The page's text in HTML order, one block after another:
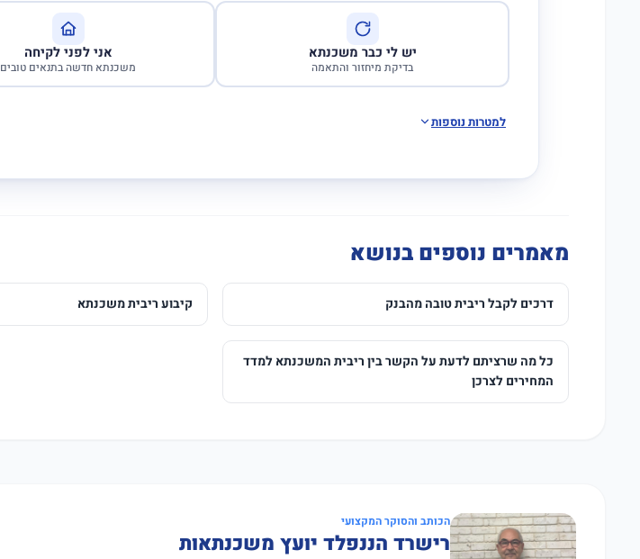
יש לי כבר משכנתא
בדיקת מיחזור והתאמה
אני לפני לקיחה
משכנתא חדשה בתנאים טובים
למטרות נוספות
מאמרים נוספים בנושא
דרכים לקבל ריבית טובה מהבנק קיבוע ריבית משכנתא
כל מה שרציתם לדעת על הקשר בין ריבית המשכנתא למדד
המחירים לצרכן
הכותב והסוקר המקצועי
רישרד הננפלד יועץ משכנתאות